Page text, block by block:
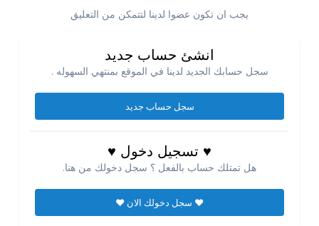
يجب ان تكون عضوا لدينا لتتمكن من التعليق
انشئ حساب جديد
سجل حسابك الجديد لدينا في الموقع بمنتهي السهوله .
سجل حساب جديد
♥ تسجيل دخول ♥
هل تمتلك حساب بالفعل ؟ سجل دخولك من هنا.
♥ سجل دخولك الان ♥